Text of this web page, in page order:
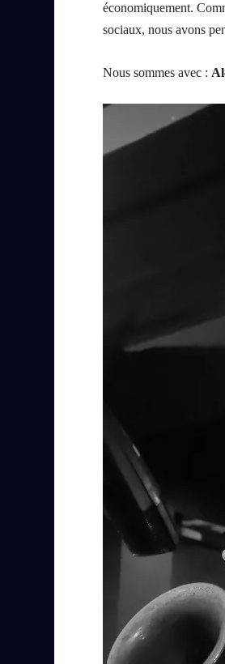
économiquement.
sociaux, nous avons
Nous sommes avec :